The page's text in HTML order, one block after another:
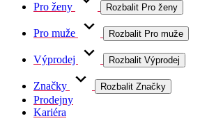
Pro ženy Rozbalit Pro ženy
Pro muže Rozbalit Pro muže
Výprodej Rozbalit Výprodej
Značky Rozbalit Značky
Prodejny
Kariéra